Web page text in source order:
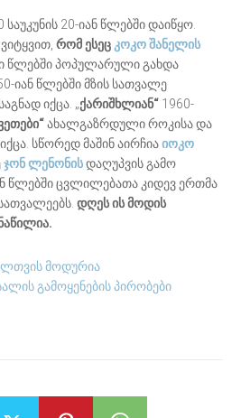
საუკუნის 20-იან წლებში დაიწყო.
რომ ესეც კოკო შანელის
წლებში პოპულარული გახდა
იან წლებში მზის სათვალე
იქცა. „ქარიშხლიან“ 1960-
ახალგაზრდული როკისა და
სწორედ მაშინ აირჩიაიოკო
ჯონ ლენონისდაღუპვის გამო
წლებში ცვლილებათა კიდევ ერთმა
დღეს ის მოდის
მოდურია
გამოყენების პირობები